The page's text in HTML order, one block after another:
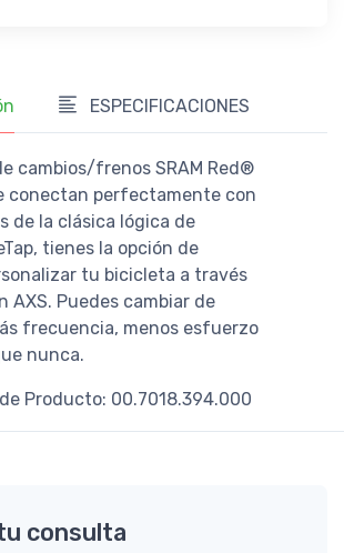
ESPECIFICACIONES
cambios/frenos SRAM Red®
conectan perfectamente con
de la clásica lógica de
tienes la opción de
tu bicicleta a través
AXS. Puedes cambiar de
frecuencia, menos esfuerzo
nunca.
Producto: 00.7018.394.000
consulta